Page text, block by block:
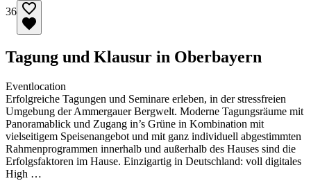
36
Tagung und Klausur in Oberbayern
Eventlocation
Erfolgreiche Tagungen und Seminare erleben, in der stressfreien
Umgebung der Ammergauer Bergwelt. Moderne Tagungsräume mit
Panoramablick und Zugang in’s Grüne in Kombination mit
vielseitigem Speisenangebot und mit ganz individuell abgestimmten
Rahmenprogrammen innerhalb und außerhalb des Hauses sind die
Erfolgsfaktoren im Hause. Einzigartig in Deutschland: voll digitales
High …